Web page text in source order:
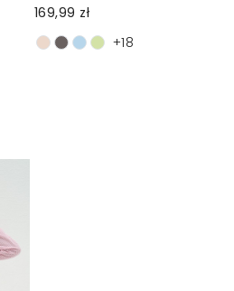
169,99 zł
+18